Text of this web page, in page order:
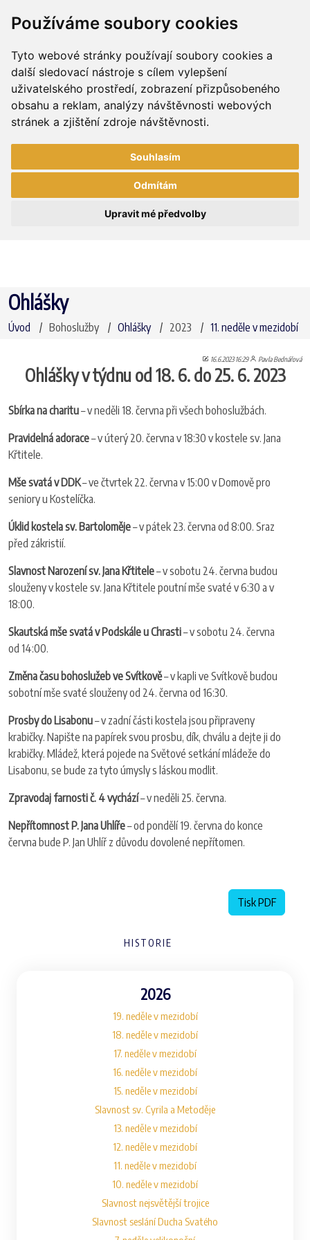
Používáme soubory cookies
Tyto webové stránky používají soubory cookies a
další sledovací nástroje s cílem vylepšení
uživatelského prostředí, zobrazení přizpůsobeného
obsahu a reklam, analýzy návštěvnosti webových
stránek a zjištění zdroje návštěvnosti.
Souhlasím
Odmítám
Upravit mé předvolby
Ohlášky
Úvod Bohoslužby Ohlášky 2023 11. neděle v mezidobí
16.6.2023 16:29 Pavla Bednářová
Ohlášky v týdnu od 18. 6. do 25. 6. 2023
Sbírka na charitu– v neděli 18. června při všech bohoslužbách.
Pravidelná adorace– v úterý 20. června v 18:30 v kostele sv. Jana
Křtitele.
Mše svatá v DDK– ve čtvrtek 22. června v 15:00 v Domově pro
seniory u Kostelíčka.
Úklid kostela sv. Bartoloměje– v pátek 23. června od 8:00. Sraz
před zákristií.
Slavnost Narození sv. Jana Křtitele– v sobotu 24. června budou
slouženy v kostele sv. Jana Křtitele poutní mše svaté v 6:30 a v
18:00.
Skautská mše svatá v Podskále u Chrasti– v sobotu 24. června
od 14:00.
Změna času bohoslužeb ve Svítkově– v kapli ve Svítkově budou
sobotní mše svaté slouženy od 24. června od 16:30.
Prosby do Lisabonu– v zadní části kostela jsou připraveny
krabičky. Napište na papírek svou prosbu, dík, chválu a dejte ji do
krabičky. Mládež, která pojede na Světové setkání mládeže do
Lisabonu, se bude za tyto úmysly s láskou modlit.
Zpravodaj farnosti č. 4 vychází– v neděli 25. června.
Nepřítomnost P. Jana Uhlíře– od pondělí 19. června do konce
června bude P. Jan Uhlíř z důvodu dovolené nepřítomen.
Tisk PDF
HISTORIE
2026
19. neděle v mezidobí
18. neděle v mezidobí
17. neděle v mezidobí
16. neděle v mezidobí
15. neděle v mezidobí
Slavnost sv. Cyrila a Metoděje
13. neděle v mezidobí
12. neděle v mezidobí
11. neděle v mezidobí
10. neděle v mezidobí
Slavnost nejsvětější trojice
Slavnost seslání Ducha Svatého